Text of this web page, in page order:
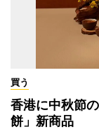
買う
香港に中秋節
餅」新商品